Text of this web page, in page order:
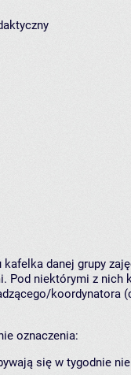
danej grupy
Pod niektórymi z nich
koordynatora
oznaczenia:
się w tygodnie